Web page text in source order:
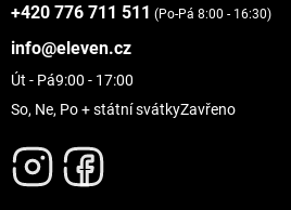
+420 776 711 511 (Po-Pá 8:00 - 16:30)
info@eleven.cz
Út - Pá9:00 - 17:00
So, Ne, Po + státní svátkyZavřeno